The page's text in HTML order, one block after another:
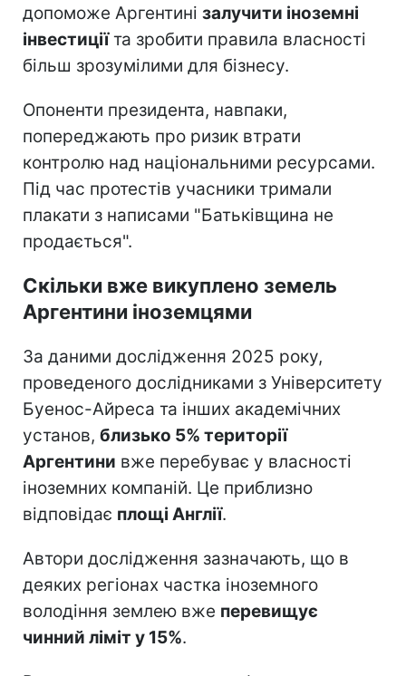
допоможе Аргентині залучити іноземні
інвестиціїта зробити правила власності
більш зрозумілими для бізнесу.
Опоненти президента, навпаки,
попереджають про ризик втрати
контролю над національними ресурсами.
Під час протестів учасники тримали
плакати з написами "Батьківщина не
продається".
Скільки вже викуплено земель
Аргентини іноземцями
За даними дослідження 2025 року,
проведеного дослідниками з Університету
Буенос-Айреса та інших академічних
установ, близько 5% території
Аргентини вже перебуває у власності
іноземних компаній. Це приблизно
відповідає площі Англії.
Автори дослідження зазначають, що в
деяких регіонах частка іноземного
володіння землею вже перевищує
чинний ліміт у 15%.